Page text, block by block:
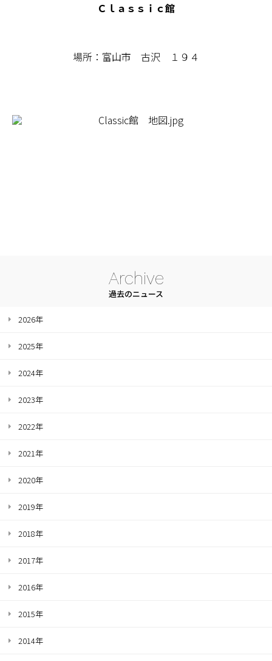
Ｃｌａｓｓｉｃ館
場所：富山市 古沢 １９４
Archive
過去のニュース
2026年
2025年
2024年
2023年
2022年
2021年
2020年
2019年
2018年
2017年
2016年
2015年
2014年